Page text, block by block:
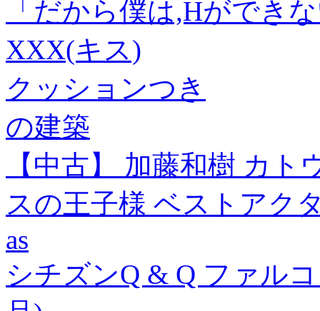
「だから僕は,Hができ
XXX(キス)
クッションつき
の建築
【中古】 加藤和樹 カ
スの王子様 ベストアク
as
シチズンQ & Q ファル